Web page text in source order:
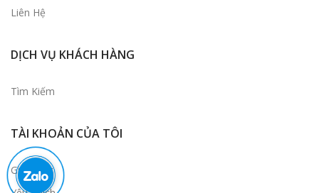
Liên Hệ
DỊCH VỤ KHÁCH HÀNG
Tìm Kiếm
TÀI KHOẢN CỦA TÔI
Giỏ Hàng